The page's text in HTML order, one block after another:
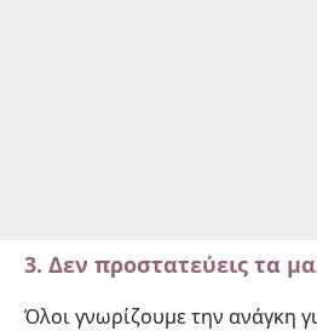
3. Δεν προστατεύεις τα
Όλοι γνωρίζουμε την ανάγκη